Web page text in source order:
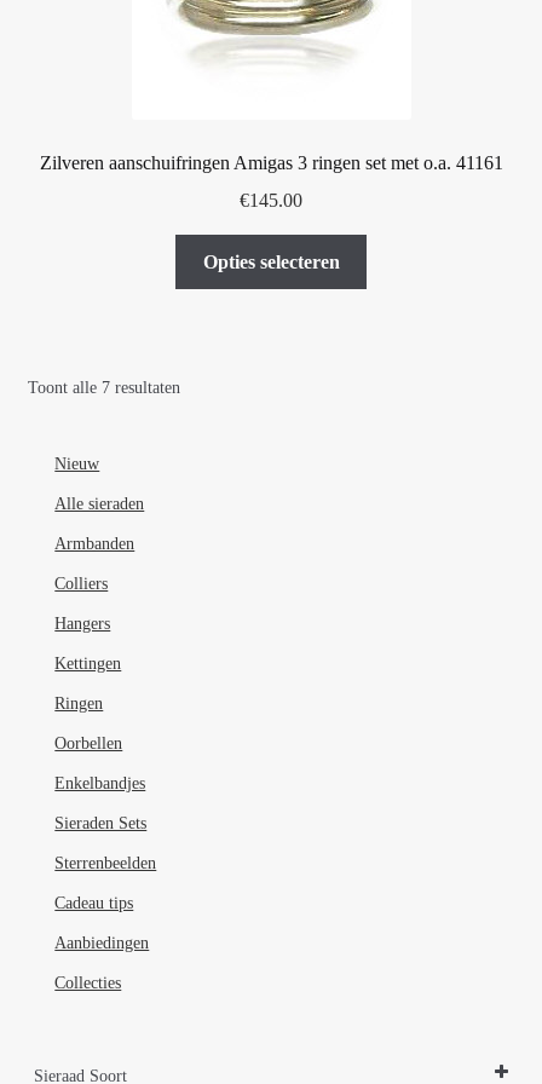
op
Zilveren aanschuifringen Amigas 3 ringen set met o.a. 41161
€145.00
Opties selecteren
Toont alle 7 resultaten
Nieuw
Alle sieraden
Armbanden
Colliers
Hangers
Kettingen
Ringen
Oorbellen
Enkelbandjes
Sieraden Sets
Sterrenbeelden
Cadeau tips
Aanbiedingen
Collecties
Sieraad Soort